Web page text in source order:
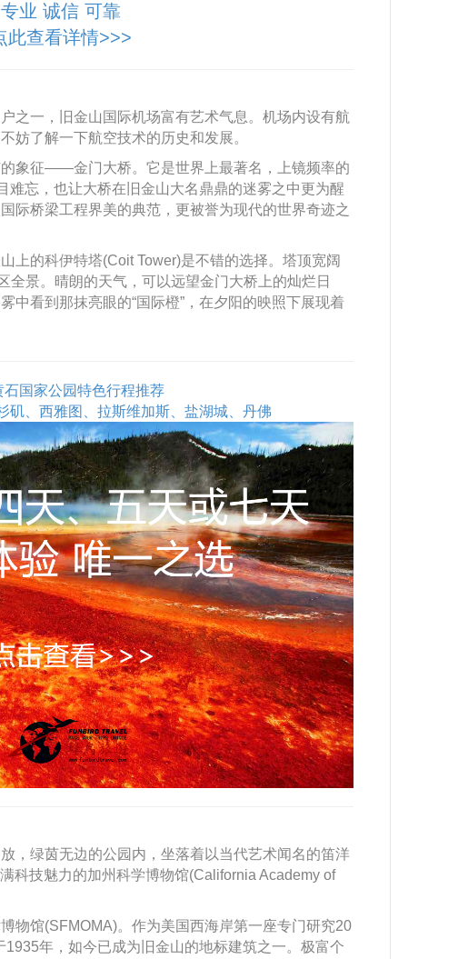
专业 诚信 可靠
此查看详情>>>
之一，旧金山国际机场富有艺术气息。机场内设有航
妨了解一下航空技术的历史和发展。
象征——金门大桥。它是世界上最著名，上镜频率的
难忘，也让大桥在旧金山大名鼎鼎的迷雾之中更为醒
际桥梁工程界美的典范，更被誉为现代的世界奇迹之
上的科伊特塔(Coit Tower)是不错的选择。塔顶宽阔
全景。晴朗的天气，可以远望金门大桥上的灿烂日
中看到那抹亮眼的“国际橙”，在夕阳的映照下展现着
石国家公园特色行程推荐
矶、西雅图、拉斯维加斯、盐湖城、丹佛
，绿茵无边的公园内，坐落着以当代艺术闻名的笛洋
科技魅力的加州科学博物馆(California Academy of
物馆(SFMOMA)。作为美国西海岸第一座专门研究20
年，如今已成为旧金山的地标建筑之一。极富个